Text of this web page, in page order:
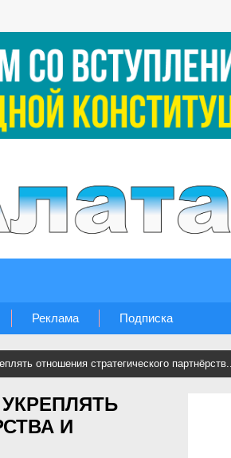
Реклама Подписка
отношения стратегического партнёрств...
И